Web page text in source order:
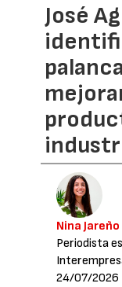
José
Nina Jareño
Periodista
24/07/2026